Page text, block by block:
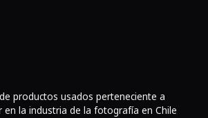
productos usados perteneciente a
en la industria de la fotografía en Chile